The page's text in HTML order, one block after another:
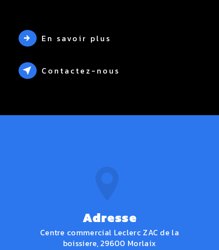
En savoir plus
Contactez-nous
Adresse
Centre commercial Leclerc ZAC de la
boissiere, 29600 Morlaix